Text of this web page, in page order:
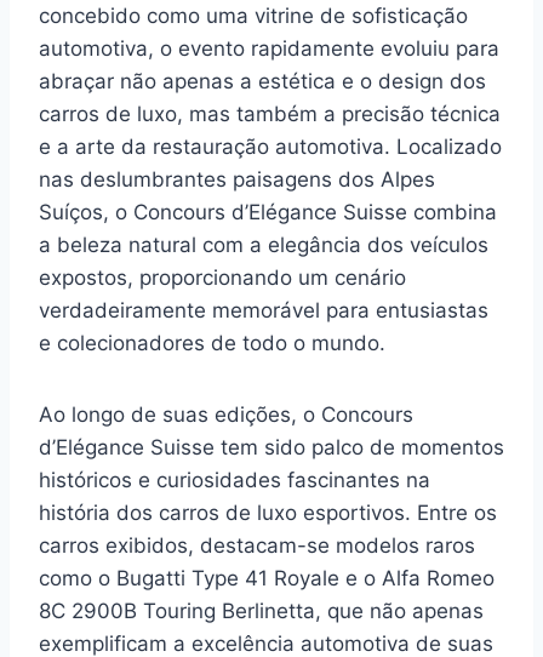
concebido como uma vitrine de sofisticação
automotiva, o evento rapidamente evoluiu para
abraçar não apenas a estética e o design dos
carros de luxo, mas também a precisão técnica
e a arte da restauração automotiva. Localizado
nas deslumbrantes paisagens dos Alpes
Suíços, o Concours d’Elégance Suisse combina
a beleza natural com a elegância dos veículos
expostos, proporcionando um cenário
verdadeiramente memorável para entusiastas
e colecionadores de todo o mundo.
Ao longo de suas edições, o Concours
d’Elégance Suisse tem sido palco de momentos
históricos e curiosidades fascinantes na
história dos carros de luxo esportivos. Entre os
carros exibidos, destacam-se modelos raros
como o Bugatti Type 41 Royale e o Alfa Romeo
8C 2900B Touring Berlinetta, que não apenas
exemplificam a excelência automotiva de suas